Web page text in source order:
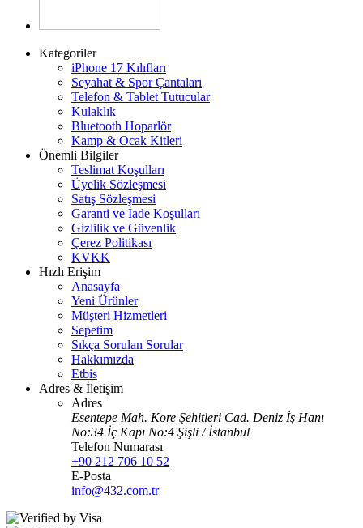
Kategoriler
iPhone 17 Kılıfları
Seyahat & Spor Çantaları
Telefon & Tablet Tutucular
Kulaklık
Bluetooth Hoparlör
Kamp & Ocak Kitleri
Önemli Bilgiler
Teslimat Koşulları
Üyelik Sözleşmesi
Satış Sözleşmesi
Garanti ve İade Koşulları
Gizlilik ve Güvenlik
Çerez Politikası
KVKK
Hızlı Erişim
Anasayfa
Yeni Ürünler
Müşteri Hizmetleri
Sepetim
Sıkça Sorulan Sorular
Hakkımızda
Etbis
Adres & İletişim
Adres
Esentepe Mah. Kore Şehitleri Cad. Deniz İş Hanı
No:34 İç Kapı No:4 Şişli / İstanbul
Telefon Numarası
+90 212 706 10 52
E-Posta
info@432.com.tr